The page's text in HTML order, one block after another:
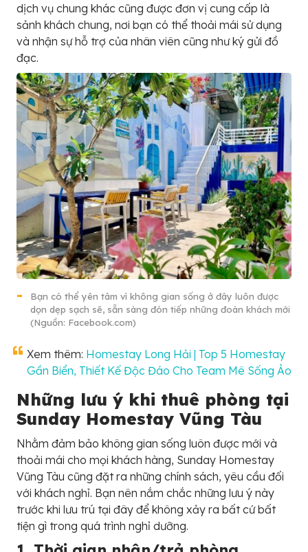
dịch vụ chung khác cũng được đơn vị cung cấp là
sảnh khách chung, nơi bạn có thể thoải mái sử dụng
và nhận sự hỗ trợ của nhân viên cũng như ký gửi đồ
đạc.
Bạn có thể yên tâm vì không gian sống ở đây luôn được
dọn dẹp sạch sẽ, sẵn sàng đón tiếp những đoàn khách mới
(Nguồn: Facebook.com)
Xem thêm: Homestay Long Hải | Top 5 Homestay
Gần Biển, Thiết Kế Độc Đáo Cho Team Mê Sống Ảo
Những lưu ý khi thuê phòng tại
Sunday Homestay Vũng Tàu
Nhằm đảm bảo không gian sống luôn được mới và
thoải mái cho mọi khách hàng, Sunday Homestay
Vũng Tàu cũng đặt ra những chính sách, yêu cầu đối
với khách nghỉ. Bạn nên nắm chắc những lưu ý này
trước khi lưu trú tại đây để không xảy ra bất cứ bất
tiện gì trong quá trình nghỉ dưỡng.